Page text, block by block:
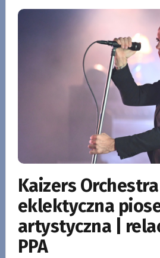
Kaizers
eklektyczna
artystyczna |
PPA